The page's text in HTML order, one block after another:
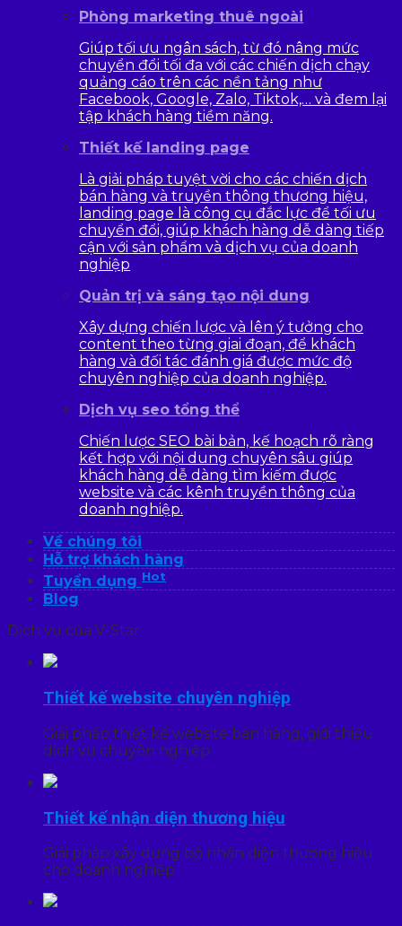
Phòng marketing thuê ngoài
Giúp tối ưu ngân sách, từ đó nâng mức
chuyển đổi tối đa với các chiến dịch chạy
quảng cáo trên các nền tảng như
Facebook, Google, Zalo, Tiktok,… và đem lại
tập khách hàng tiềm năng.
Thiết kế landing page
Là giải pháp tuyệt vời cho các chiến dịch
bán hàng và truyền thông thương hiệu,
landing page là công cụ đắc lực để tối ưu
chuyển đổi, giúp khách hàng dễ dàng tiếp
cận với sản phẩm và dịch vụ của doanh
nghiệp
Quản trị và sáng tạo nội dung
Xây dựng chiến lược và lên ý tưởng cho
content theo từng giai đoạn, để khách
hàng và đối tác đánh giá được mức độ
chuyên nghiệp của doanh nghiệp.
Dịch vụ seo tổng thể
Chiến lược SEO bài bản, kế hoạch rõ ràng
kết hợp với nội dung chuyên sâu giúp
khách hàng dễ dàng tìm kiếm được
website và các kênh truyền thông của
doanh nghiệp.
Về chúng tôi
Hỗ trợ khách hàng
Tuyển dụng Hot
Blog
Dịch vụ của V-Star
Thiết kế website chuyên nghiệp
Giải pháp thiết kế website bán hàng, giới thiệu
dịch vụ chuyên nghiệp
Thiết kế nhận diện thương hiệu
Giải pháp xây dựng bộ nhận diện thương hiệu
cho doanh nghiệp